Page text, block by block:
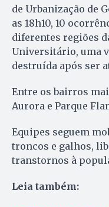
de Urbanização de
as 18h10, 10
diferentes regiões
Universitário, uma
destruída após ser
Entre os bairros
Aurora e Parque
Equipes seguem
troncos e galhos,
transtornos à
Leia também: